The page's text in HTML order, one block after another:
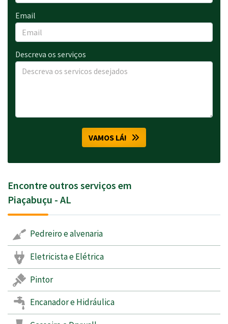
Email
Descreva os serviços
VAMOS LÁ!
Encontre outros serviços em
Piaçabuçu - AL
Pedreiro e alvenaria
Eletricista e Elétrica
Pintor
Encanador e Hidráulica